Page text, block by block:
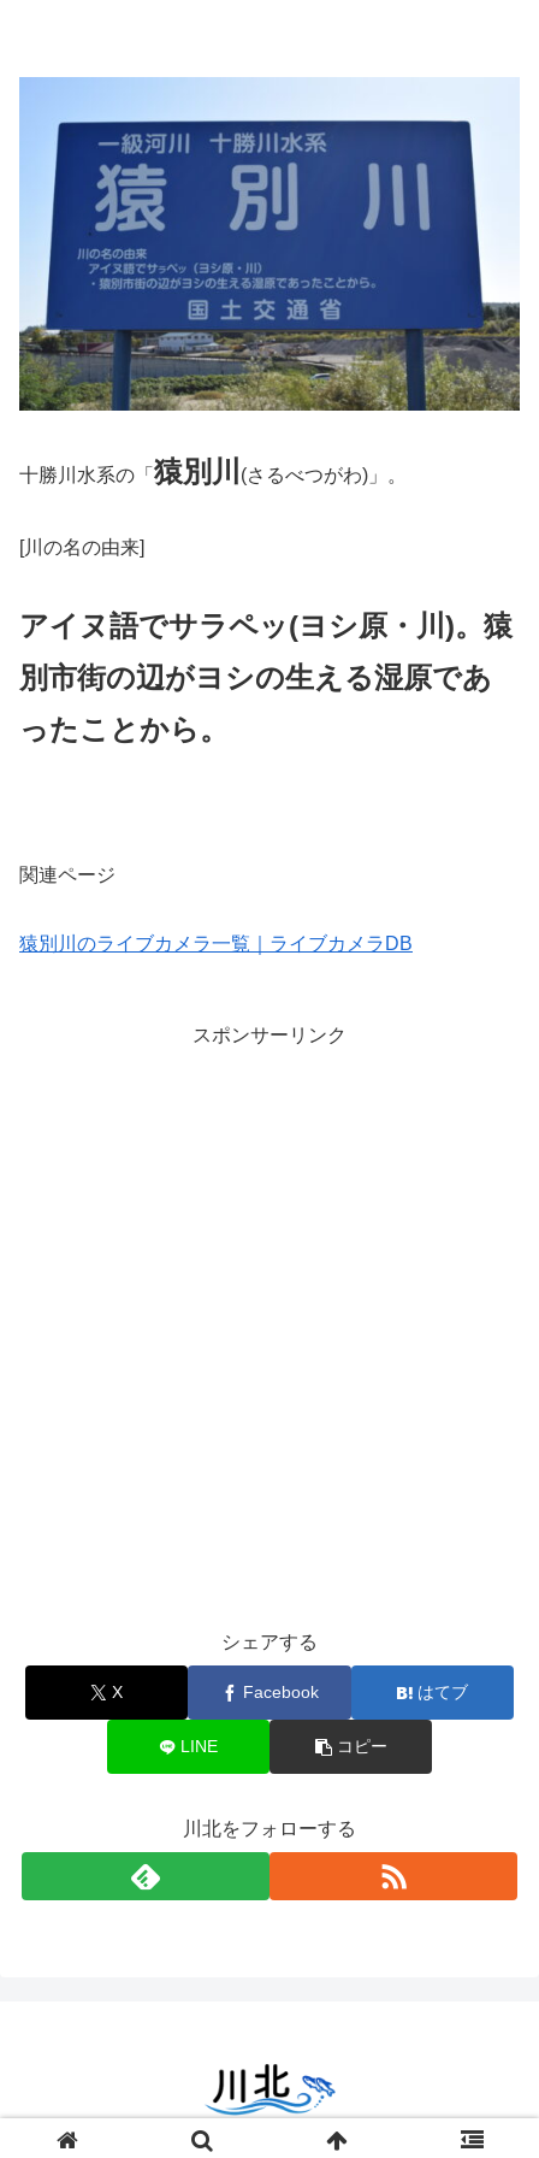
十勝川水系の「 猿別川 (さるべつがわ)」。
[川の名の由来]
アイヌ語でサラペッ(ヨシ原・川)。猿
別市街の辺がヨシの生える湿原であ
ったことから。
関連ページ
猿別川のライブカメラ一覧｜ライブカメラDB
スポンサーリンク
シェアする
X Facebook はてブ
LINE コピー
川北をフォローする
© 2022-2024 zetta segment Inc